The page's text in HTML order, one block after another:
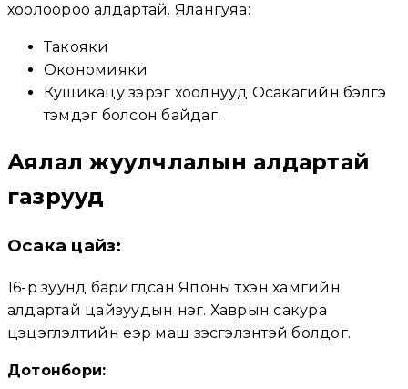
хоолоороо алдартай. Ялангуяа:
Такояки
Окономияки
Кушикацу зэрэг хоолнууд Осакагийн бэлгэ
тэмдэг болсон байдаг.
Аялал жуулчлалын алдартай
газрууд
Осака цайз:
16-р зуунд баригдсан Японы түүхэн хамгийн
алдартай цайзуудын нэг. Хаврын сакура
цэцэглэлтийн үеэр маш үзэсгэлэнтэй болдог.
Дотонбори: